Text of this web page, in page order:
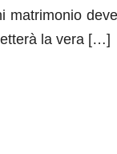
la vera […]